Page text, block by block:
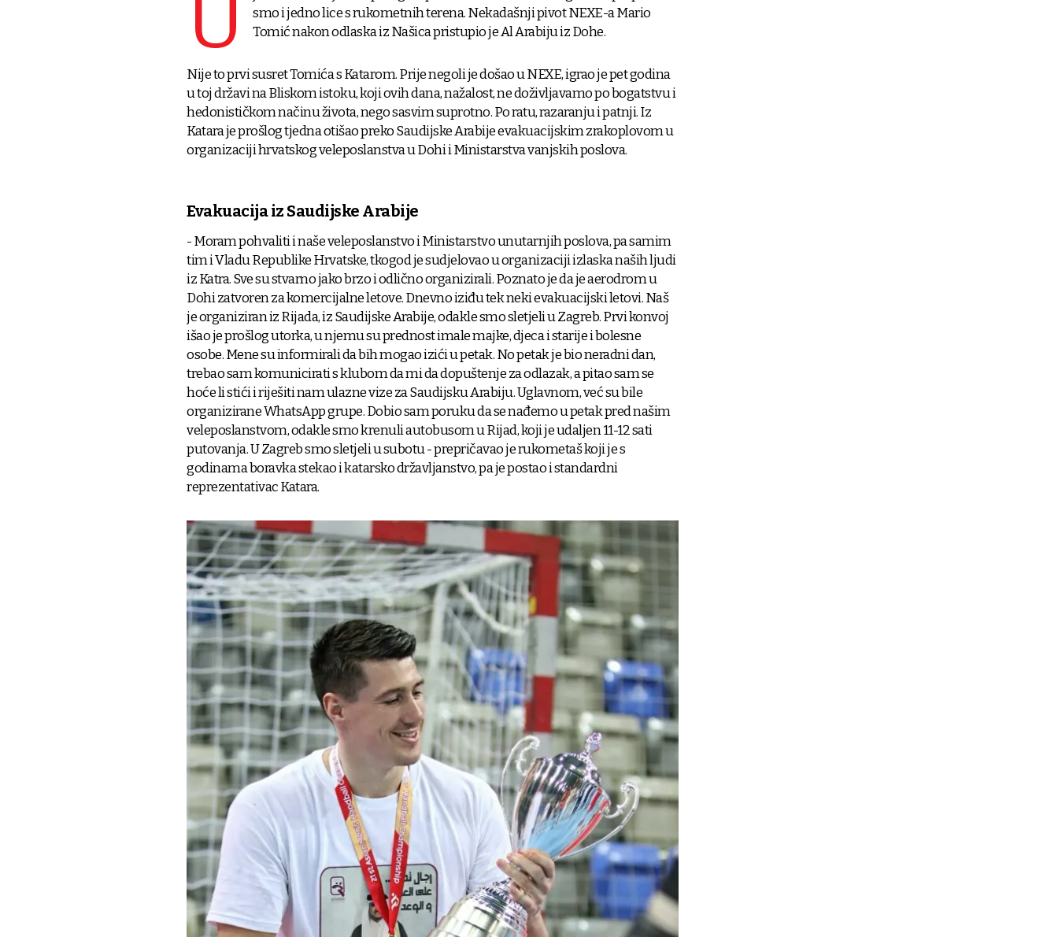
U
smo i jedno lice s rukometnih terena. Nekadašnji pivot NEXE-a Mario
Tomić nakon odlaska iz Našica pristupio je Al Arabiju iz Dohe.
Nije to prvi susret Tomića s Katarom. Prije negoli je došao u NEXE, igrao je pet godina
u toj državi na Bliskom istoku, koji ovih dana, nažalost, ne doživljavamo po bogatstvu i
hedonističkom načinu života, nego sasvim suprotno. Po ratu, razaranju i patnji. Iz
Katara je prošlog tjedna otišao preko Saudijske Arabije evakuacijskim zrakoplovom u
organizaciji hrvatskog veleposlanstva u Dohi i Ministarstva vanjskih poslova.
Evakuacija iz Saudijske Arabije
- Moram pohvaliti i naše veleposlanstvo i Ministarstvo unutarnjih poslova, pa samim
tim i Vladu Republike Hrvatske, tkogod je sudjelovao u organizaciji izlaska naših ljudi
iz Katra. Sve su stvarno jako brzo i odlično organizirali. Poznato je da je aerodrom u
Dohi zatvoren za komercijalne letove. Dnevno iziđu tek neki evakuacijski letovi. Naš
je organiziran iz Rijada, iz Saudijske Arabije, odakle smo sletjeli u Zagreb. Prvi konvoj
išao je prošlog utorka, u njemu su prednost imale majke, djeca i starije i bolesne
osobe. Mene su informirali da bih mogao izići u petak. No petak je bio neradni dan,
trebao sam komunicirati s klubom da mi da dopuštenje za odlazak, a pitao sam se
hoće li stići i riješiti nam ulazne vize za Saudijsku Arabiju. Uglavnom, već su bile
organizirane WhatsApp grupe. Dobio sam poruku da se nađemo u petak pred našim
veleposlanstvom, odakle smo krenuli autobusom u Rijad, koji je udaljen 11-12 sati
putovanja. U Zagreb smo sletjeli u subotu - prepričavao je rukometaš koji je s
godinama boravka stekao i katarsko državljanstvo, pa je postao i standardni
reprezentativac Katara.